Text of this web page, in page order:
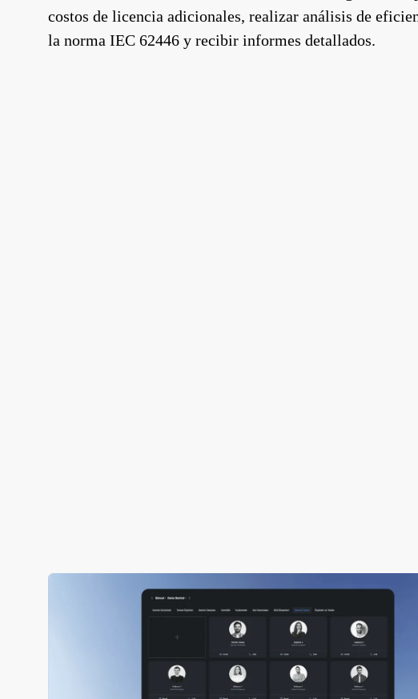
costos de licencia adicionales, realizar análisis de
la norma IEC 62446 y recibir informes detallados.